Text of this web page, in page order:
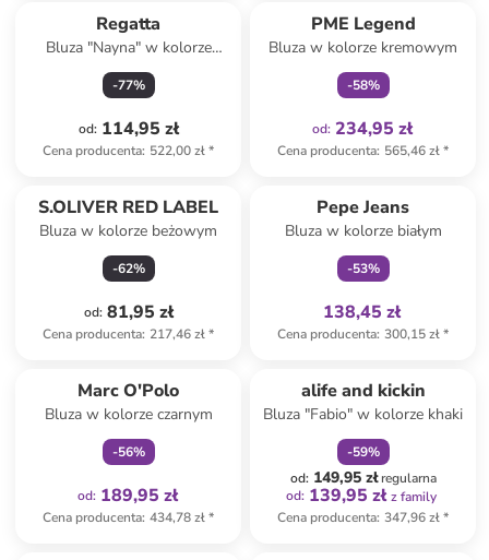
Regatta
Bluza "Nayna" w kolorze
czarnym
-77%
od: 114,95 zł
Cena producenta: 522,00 zł*
PME Legend
Bluza w kolorze kremowym
-58%
od: 234,95 zł
Cena producenta: 565,46 zł*
S.OLIVER RED LABEL
Bluza w kolorze beżowym
-62%
od: 81,95 zł
Cena producenta: 217,46 zł*
Pepe Jeans
Bluza w kolorze białym
-53%
138,45 zł
Cena producenta: 300,15 zł*
Marc O'Polo
Bluza w kolorze czarnym
-56%
od: 189,95 zł
Cena producenta: 434,78 zł*
alife and kickin
Bluza "Fabio" w kolorze khaki
-59%
od: 149,95 złregularna
od: 139,95 zł z family
Cena producenta: 347,96 zł*